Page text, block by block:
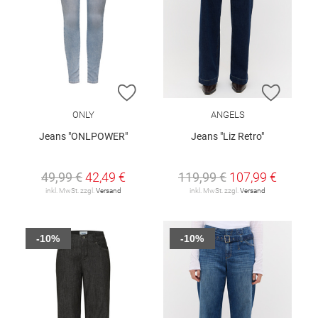
ZUR WUNSCHLISTE HINZUFÜGEN
ONLY
Jeans "ONLPOWER"
49,99 €42,49 €
inkl. MwSt. zzgl. Versand
ZUR
ANGELS
Jeans "Liz Retro"
119,99 € 107,99 €
inkl. MwSt. zzgl. Versand
-10% -10%